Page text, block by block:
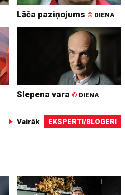
Lāča paziņojums © DIENA
Slepena vara © DIENA
Vairāk EKSPERTI/BLOGERI